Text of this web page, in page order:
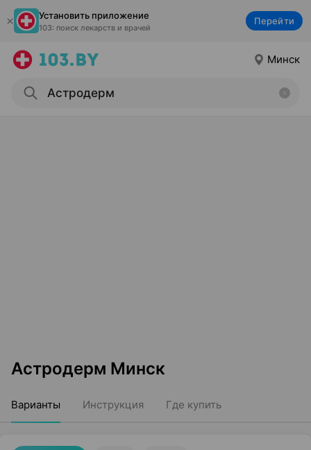
Установить приложение
103: поиск лекарств и врачей
Перейти
Минск
Астродерм Минск
Варианты Инструкция Где купить